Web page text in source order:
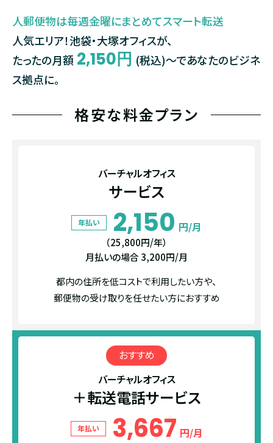
人郵便物は毎週金曜にまとめてスマート転送
人気エリア！池袋・大塚オフィスが、
たったの月額 2,150円 (税込)〜であなたのビジネ
ス拠点に。
格安な料金プラン
バーチャルオフィス
サービス
年払い 2,150 円/月
（25,800円/年）
月払いの場合 3,200円/月
都内の住所を低コストで利用したい方や、
郵便物の受け取りを任せたい方におすすめ
おすすめ
バーチャルオフィス
＋転送電話サービス
年払い 3,667 円/月